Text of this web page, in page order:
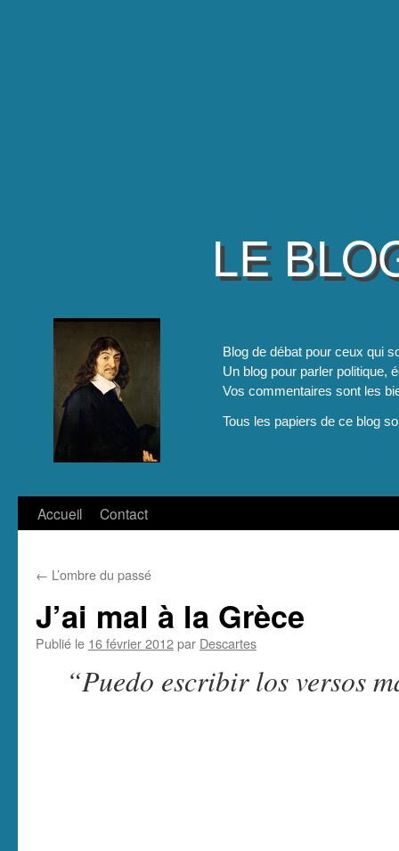
LE
Blog de débat pour ceux qui
Un blog pour parler politique,
Vos commentaires sont les
Tous les papiers de ce blog
Aller
contenu
Accueil Contact
← L’ombre du passé
J’ai mal à la Grèce
Publié le 16 février 2012par Descartes
“Puedo escribir los versos